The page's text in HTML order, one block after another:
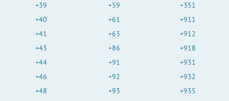
+39
+40
+41
+43
+44
+46
+48
+59
+61
+63
+86
+91
+92
+93
+351
+911
+912
+918
+931
+932
+935